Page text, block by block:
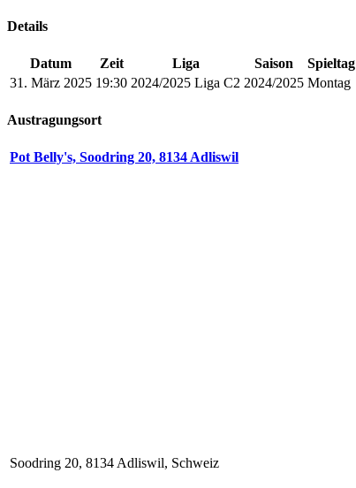
Details
Datum Zeit Liga Saison
Spieltag
31. März 2025 19:30 2024/2025 Liga C2 2024/2025 Montag
Austragungsort
Pot Belly's, Soodring 20, 8134 Adliswil
Soodring 20, 8134 Adliswil, Schweiz